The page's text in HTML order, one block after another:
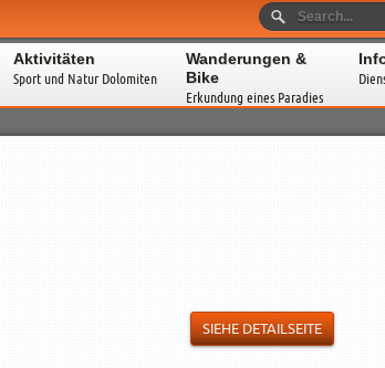
Aktivitäten
Sport und Natur Dolomiten
Wanderungen &
Bike
Erkundung eines Paradies
SIEHE DETAILSEITE